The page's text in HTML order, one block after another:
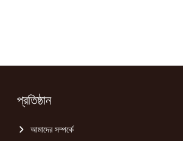
প্রতিষ্ঠান
আমাদের সম্পর্কে